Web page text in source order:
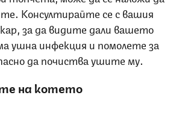
Консултирайте се с вашия
за да видите дали вашето
ушна инфекция и помолете за
да почиства ушите му.
на котето